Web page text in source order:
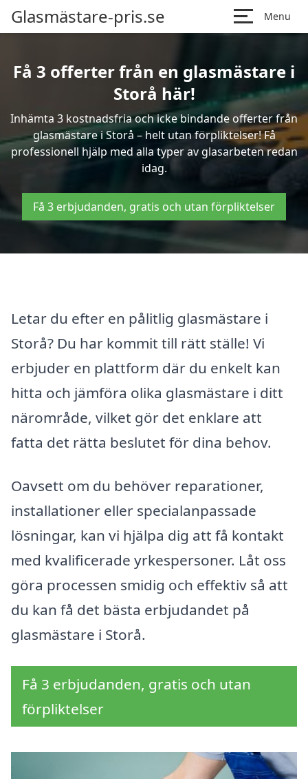
Glasmästare-pris.se Menu
Få 3 offerter från en glasmästare i
Storå här!
Inhämta 3 kostnadsfria och icke bindande offerter från
glasmästare i Storå – helt utan förpliktelser! Få
professionell hjälp med alla typer av glasarbeten redan
idag.
Få 3 erbjudanden, gratis och utan förpliktelser
Letar du efter en pålitlig glasmästare i
Storå? Du har kommit till rätt ställe! Vi
erbjuder en plattform där du enkelt kan
hitta och jämföra olika glasmästare i ditt
närområde, vilket gör det enklare att
fatta det rätta beslutet för dina behov.
Oavsett om du behöver reparationer,
installationer eller specialanpassade
lösningar, kan vi hjälpa dig att få kontakt
med kvalificerade yrkespersoner. Låt oss
göra processen smidig och effektiv så att
du kan få det bästa erbjudandet på
glasmästare i Storå.
Få 3 erbjudanden, gratis och utan
förpliktelser